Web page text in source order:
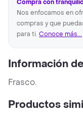
Compra con
Nos enfocamos en
compras y que
para ti. Conoce más...
Información
Frasco.
Productos